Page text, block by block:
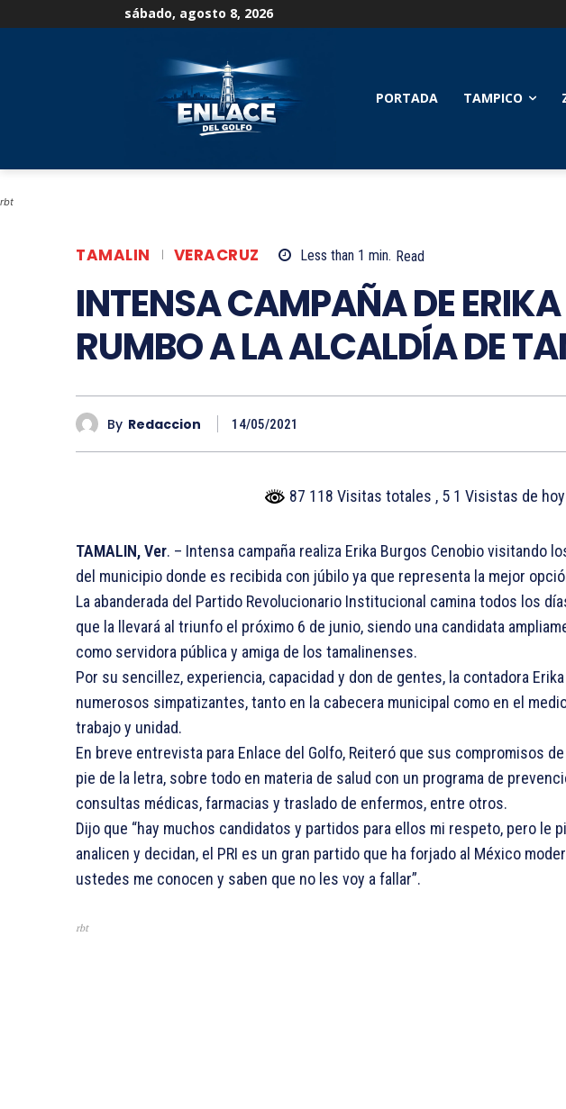
sábado, agosto 8, 2026
PORTADA TAMPICO
rbt
TAMALIN VERACRUZ Less than 1 min. Read
INTENSA CAMPAÑA DE
RUMBO A LA ALCALDÍA DE
By Redaccion 14/05/2021
87 118 Visitas totales , 5 1 Visistas de hoy
TAMALIN, Ver. – Intensa campaña realiza Erika Burgos Cenobio visitando
del municipio donde es recibida con júbilo ya que representa la mejor
La abanderada del Partido Revolucionario Institucional camina todos los
que la llevará al triunfo el próximo 6 de junio, siendo una candidata
como servidora pública y amiga de los tamalinenses.
Por su sencillez, experiencia, capacidad y don de gentes, la contadora
numerosos simpatizantes, tanto en la cabecera municipal como en el
trabajo y unidad.
En breve entrevista para Enlace del Golfo, Reiteró que sus compromisos
pie de la letra, sobre todo en materia de salud con un programa de
consultas médicas, farmacias y traslado de enfermos, entre otros.
Dijo que “hay muchos candidatos y partidos para ellos mi respeto, pero le
analicen y decidan, el PRI es un gran partido que ha forjado al México
ustedes me conocen y saben que no les voy a fallar”.
rbt